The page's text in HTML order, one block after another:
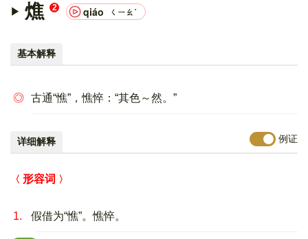
燋 2 qiáo ㄑㄧㄠˊ
基本解释
◎ 古通“憔”，憔悴：“其色～然。”
详细解释 例证
形容词
1. 假借为“憔”。憔悴。